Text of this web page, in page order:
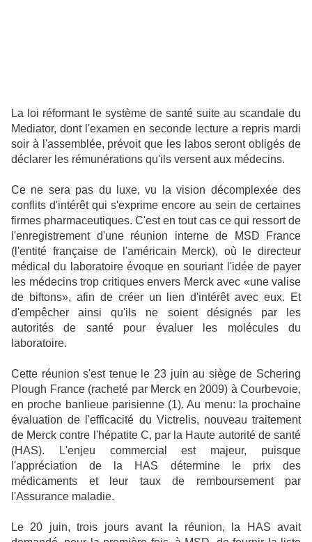
La loi réformant le système de santé suite au scandale du
Mediator, dont l'examen en seconde lecture a repris mardi
soir à l'assemblée, prévoit que les labos seront obligés de
déclarer les rémunérations qu'ils versent aux médecins.
Ce ne sera pas du luxe, vu la vision décomplexée des
conflits d'intérêt qui s'exprime encore au sein de certaines
firmes pharmaceutiques. C'est en tout cas ce qui ressort de
l'enregistrement d'une réunion interne de MSD France
(l'entité française de l'américain Merck), où le directeur
médical du laboratoire évoque en souriant l'idée de payer
les médecins trop critiques envers Merck avec «une valise
de biftons», afin de créer un lien d'intérêt avec eux. Et
d'empêcher ainsi qu'ils ne soient désignés par les
autorités de santé pour évaluer les molécules du
laboratoire.
Cette réunion s'est tenue le 23 juin au siège de Schering
Plough France (racheté par Merck en 2009) à Courbevoie,
en proche banlieue parisienne (1). Au menu: la prochaine
évaluation de l'efficacité du Victrelis, nouveau traitement
de Merck contre l'hépatite C, par la Haute autorité de santé
(HAS). L'enjeu commercial est majeur, puisque
l'appréciation de la HAS détermine le prix des
médicaments et leur taux de remboursement par
l'Assurance maladie.
Le 20 juin, trois jours avant la réunion, la HAS avait